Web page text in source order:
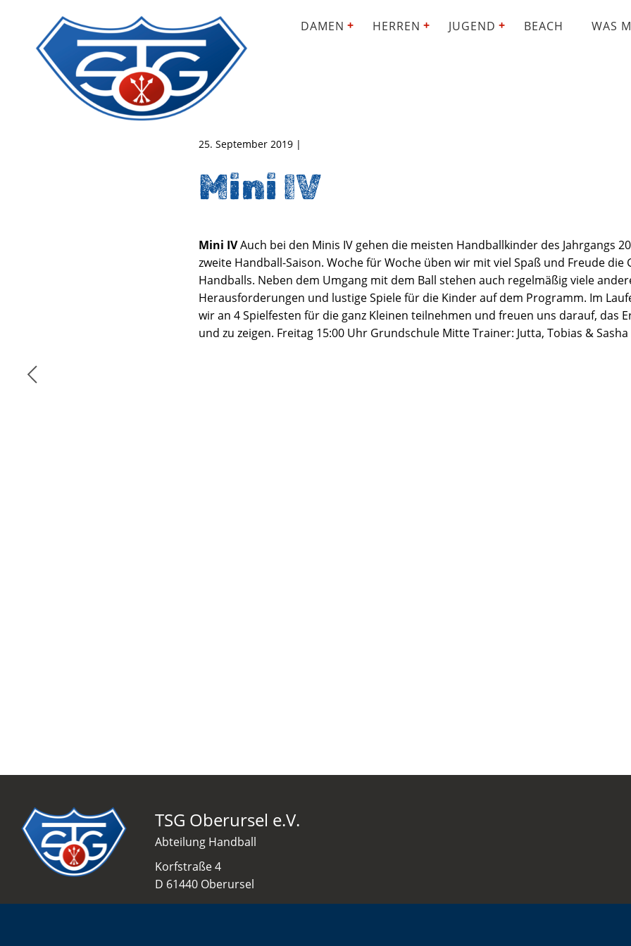
DAMEN HERREN JUGEND BEACH WAS
25. September 2019 |
Mini IV
Mini IVAuch bei den Minis IV gehen die meisten Handballkinder des Jahrgangs
zweite Handball-Saison. Woche für Woche üben wir mit viel Spaß und Freude die
Handballs. Neben dem Umgang mit dem Ball stehen auch regelmäßig viele
Herausforderungen und lustige Spiele für die Kinder auf dem Programm. Im
wir an 4 Spielfesten für die ganz Kleinen teilnehmen und freuen uns darauf, das
und zu zeigen. Freitag 15:00 Uhr Grundschule Mitte Trainer: Jutta, Tobias & Sasha
TSG Oberursel e.V.
Abteilung Handball
Korfstraße 4
D 61440 Oberursel
info@tsgo-handball.rocks